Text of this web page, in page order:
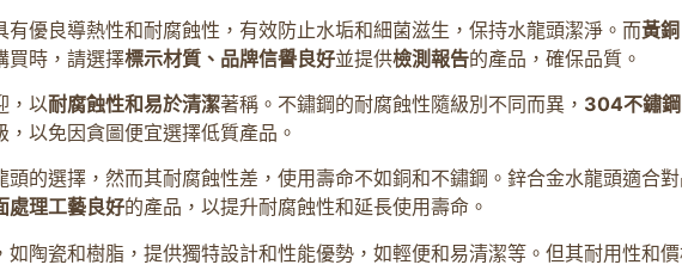
有優良導熱性和耐腐蝕性，有效防止水垢和細菌滋生，保持水龍頭潔淨。而黃銅
買時，請選擇標示材質、品牌信譽良好並提供檢測報告的產品，確保品質。
，以耐腐蝕性和易於清潔著稱。不鏽鋼的耐腐蝕性隨級別不同而異， 304不鏽鋼
以免因貪圖便宜選擇低質產品。
頭的選擇，然而其耐腐蝕性差，使用壽命不如銅和不鏽鋼。鋅合金水龍頭適合
處理工藝良好的產品，以提升耐腐蝕性和延長使用壽命。
如陶瓷和樹脂，提供獨特設計和性能優勢，如輕便和易清潔等。但其耐用性和